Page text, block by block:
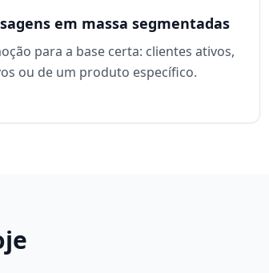
em massa segmentadas
para a base certa: clientes ativos,
ou de um produto específico.